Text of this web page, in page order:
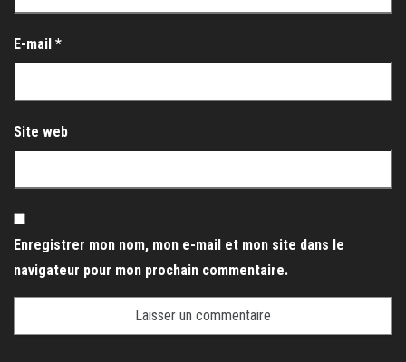
E-mail *
Site web
Enregistrer mon nom, mon e-mail et mon site dans le
navigateur pour mon prochain commentaire.